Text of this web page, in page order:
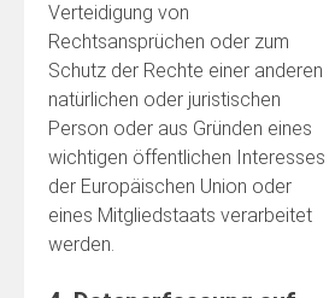
Verteidigung von
Rechtsansprüchen oder zum
Schutz der Rechte einer anderen
natürlichen oder juristischen
Person oder aus Gründen eines
wichtigen öffentlichen Interesses
der Europäischen Union oder
eines Mitgliedstaats verarbeitet
werden.